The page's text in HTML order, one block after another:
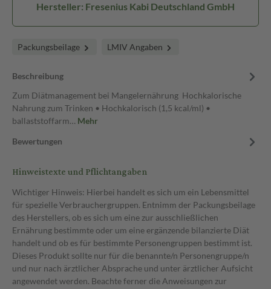
Hersteller: Fresenius Kabi Deutschland GmbH
Packungsbeilage LMIV Angaben
Beschreibung
Zum Diätmanagement bei Mangelernährung Hochkalorische
Nahrung zum Trinken • Hochkalorisch (1,5 kcal/ml) •
ballaststoffarm… Mehr
Bewertungen
Hinweistexte und Pflichtangaben
Wichtiger Hinweis: Hierbei handelt es sich um ein Lebensmittel
für spezielle Verbrauchergruppen. Entnimm der Packungsbeilage
des Herstellers, ob es sich um eine zur ausschließlichen
Ernährung bestimmte oder um eine ergänzende bilanzierte Diät
handelt und ob es für bestimmte Personengruppen bestimmt ist.
Dieses Produkt sollte nur für die benannte/n Personengruppe/n
und nur nach ärztlicher Absprache und unter ärztlicher Aufsicht
angewendet werden. Beachte ferner die Anweisungen zur